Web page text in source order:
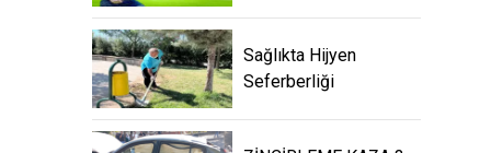
Sağlıkta Hijyen
Seferberliği